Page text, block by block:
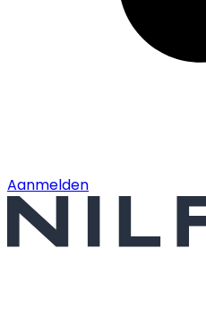
Aanmelden